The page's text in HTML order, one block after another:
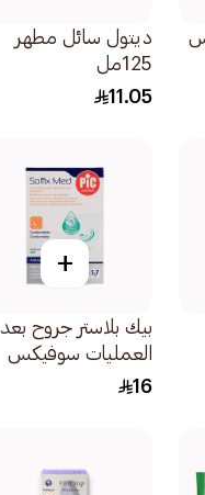
ديتول سائل مطهر
125مل
11.05
+
بيك بلاستر جروح بعد
العمليات سوفيكس
ميد 5×7سم 5كبسولة
16